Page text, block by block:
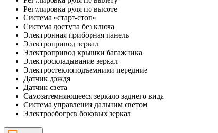
Регулировка руля по высоте
Система «старт-стоп»
Система доступа без ключа
Электронная приборная панель
Электропривод зеркал
Электропривод крышки багажника
Электроскладывание зеркал
Электростеклоподъемники передние
Датчик дождя
Датчик света
Самозатемняющееся зеркало заднего вида
Система управления дальним светом
Электрообогрев боковых зеркал